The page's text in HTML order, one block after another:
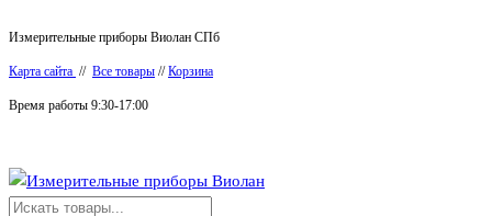
к
содержимому
Измерительные приборы Виолан СПб
Карта сайта // Все товары //Корзина
Время работы 9:30-17:00